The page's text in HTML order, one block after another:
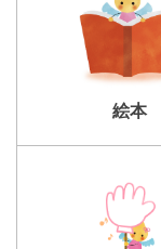
絵本